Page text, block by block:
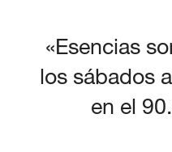
«Esencias
los sábados
en el